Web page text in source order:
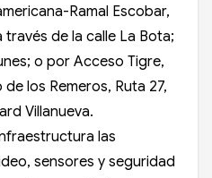
Ramal Escobar,
través de la calle La Bota;
o por Acceso Tigre,
los Remeros, Ruta 27,
Villanueva.
las
sensores y seguridad